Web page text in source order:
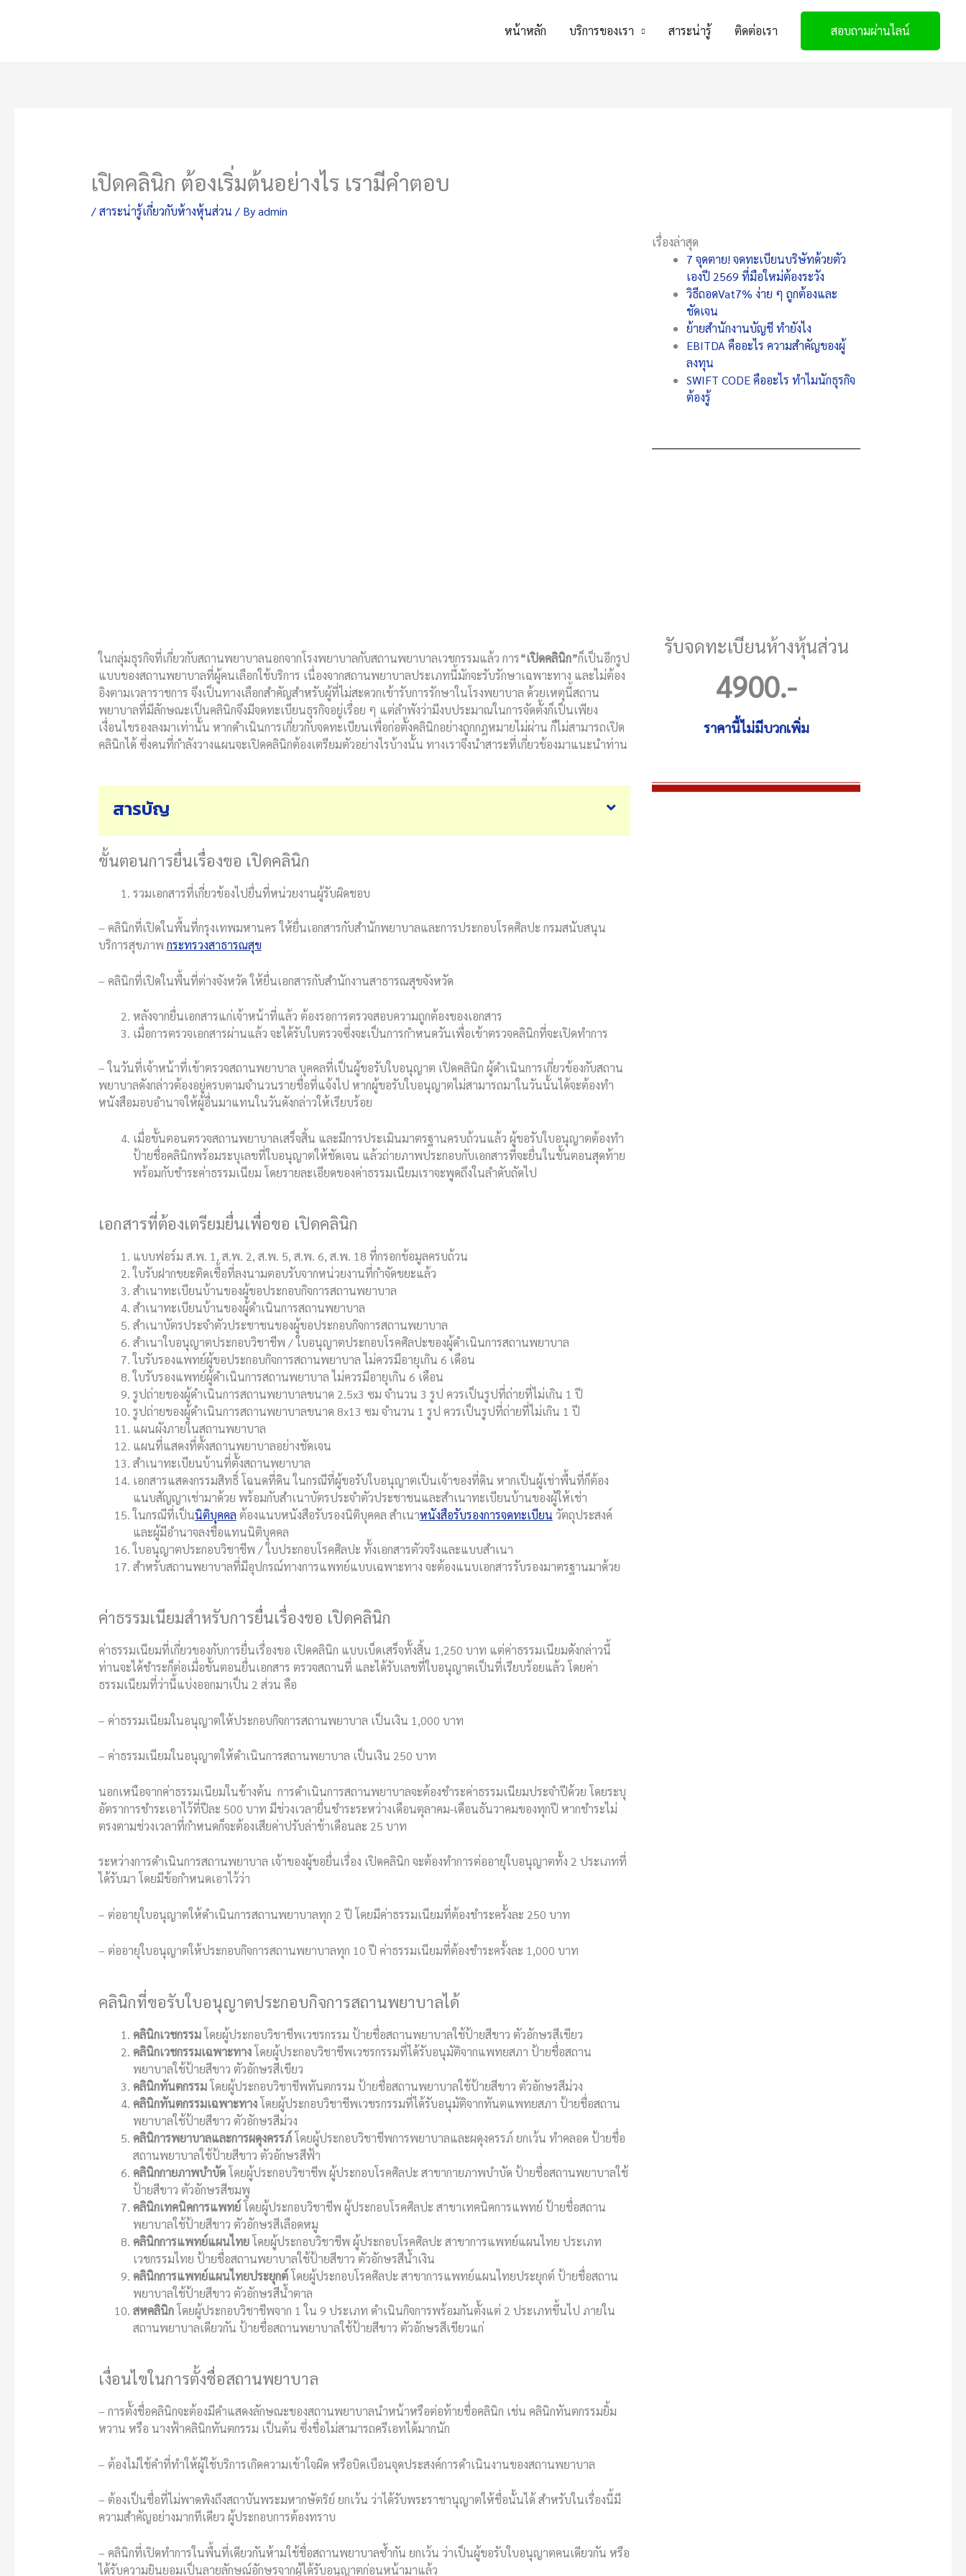
หน้าหลัก บริการของเรา สาระน่ารู้ ติดต่อเรา สอบถามผ่านไลน์
เปิดคลินิก ต้องเริ่มต้นอย่างไร เรามีคำตอบ
/สาระน่ารู้เกี่ยวกับห้างหุ้นส่วน / Byadmin
ในกลุ่มธุรกิจที่เกี่ยวกับสถานพยาบาลนอกจากโรงพยาบาลกับสถานพยาบาลเวชกรรมแล้ว การ“เปิดคลินิก”ก็เป็นอีกรูป
แบบของสถานพยาบาลที่ผู้คนเลือกใช้บริการ เนื่องจากสถานพยาบาลประเภทนี้มักจะรับรักษาเฉพาะทาง และไม่ต้อง
อิงตามเวลาราชการ จึงเป็นทางเลือกสำคัญสำหรับผู้ที่ไม่สะดวกเข้ารับการรักษาในโรงพยาบาล ด้วยเหตุนี้สถาน
พยาบาลที่มีลักษณะเป็นคลินิกจึงมีจดทะเบียนธุรกิจอยู่เรื่อย ๆ แต่ลำพังว่ามีงบประมาณในการจัดตั้งก็เป็นเพียง
เงื่อนไขรองลงมาเท่านั้น หากดำเนินการเกี่ยวกับจดทะเบียนเพื่อก่อตั้งคลินิกอย่างถูกกฎหมายไม่ผ่าน ก็ไม่สามารถเปิด
คลินิกได้ ซึ่งคนที่กำลังวางแผนจะเปิดคลินิกต้องเตรียมตัวอย่างไรบ้างนั้น ทางเราจึงนำสาระที่เกี่ยวข้องมาแนะนำท่าน
สารบัญ
ขั้นตอนการยื่นเรื่องขอ เปิดคลินิก
รวมเอกสารที่เกี่ยวข้องไปยื่นที่หน่วยงานผู้รับผิดชอบ
– คลินิกที่เปิดในพื้นที่กรุงเทพมหานคร ให้ยื่นเอกสารกับสำนักพยาบาลและการประกอบโรคศิลปะ กรมสนับสนุน
บริการสุขภาพ กระทรวงสาธารณสุข
– คลินิกที่เปิดในพื้นที่ต่างจังหวัด ให้ยื่นเอกสารกับสำนักงานสาธารณสุขจังหวัด
หลังจากยื่นเอกสารแก่เจ้าหน้าที่แล้ว ต้องรอการตรวจสอบความถูกต้องของเอกสาร
เมื่อการตรวจเอกสารผ่านแล้ว จะได้รับใบตรวจซึ่งจะเป็นการกำหนดวันเพื่อเข้าตรวจคลินิกที่จะเปิดทำการ
–ในวันที่เจ้าหน้าที่เข้าตรวจสถานพยาบาล บุคคลที่เป็นผู้ขอรับใบอนุญาต เปิดคลินิก ผู้ดำเนินการเกี่ยวข้องกับสถาน
พยาบาลดังกล่าวต้องอยู่ครบตามจำนวนรายชื่อที่แจ้งไป หากผู้ขอรับใบอนุญาตไม่สามารถมาในวันนั้นได้จะต้องทำ
หนังสือมอบอำนาจให้ผู้อื่นมาแทนในวันดังกล่าวให้เรียบร้อย
เมื่อขั้นตอนตรวจสถานพยาบาลเสร็จสิ้น และมีการประเมินมาตรฐานครบถ้วนแล้ว ผู้ขอรับใบอนุญาตต้องทำ
ป้ายชื่อคลินิกพร้อมระบุเลขที่ใบอนุญาตให้ชัดเจน แล้วถ่ายภาพประกอบกับเอกสารที่จะยื่นในขั้นตอนสุดท้าย
พร้อมกับชำระค่าธรรมเนียม โดยรายละเอียดของค่าธรรมเนียมเราจะพูดถึงในลำดับถัดไป
เอกสารที่ต้องเตรียมยื่นเพื่อขอ เปิดคลินิก
แบบฟอร์ม ส.พ. 1, ส.พ. 2, ส.พ. 5, ส.พ. 6, ส.พ. 18 ที่กรอกข้อมูลครบถ้วน
ใบรับฝากขยะติดเชื้อที่ลงนามตอบรับจากหน่วยงานที่กำจัดขยะแล้ว
สำเนาทะเบียนบ้านของผู้ขอประกอบกิจการสถานพยาบาล
สำเนาทะเบียนบ้านของผู้ดำเนินการสถานพยาบาล
สำเนาบัตรประจำตัวประชาชนของผู้ขอประกอบกิจการสถานพยาบาล
สำเนาใบอนุญาตประกอบวิชาชีพ / ใบอนุญาตประกอบโรคศิลปะของผู้ดำเนินการสถานพยาบาล
ใบรับรองแพทย์ผู้ขอประกอบกิจการสถานพยาบาล ไม่ควรมีอายุเกิน 6 เดือน
ใบรับรองแพทย์ผู้ดำเนินการสถานพยาบาล ไม่ควรมีอายุเกิน 6 เดือน
รูปถ่ายของผู้ดำเนินการสถานพยาบาลขนาด 2.5x3 ซม จำนวน 3 รูป ควรเป็นรูปที่ถ่ายที่ไม่เกิน 1 ปี
รูปถ่ายของผู้ดำเนินการสถานพยาบาลขนาด 8x13 ซม จำนวน 1 รูป ควรเป็นรูปที่ถ่ายที่ไม่เกิน 1 ปี
แผนผังภายในสถานพยาบาล
แผนที่แสดงที่ตั้งสถานพยาบาลอย่างชัดเจน
สำเนาทะเบียนบ้านที่ตั้งสถานพยาบาล
เอกสารแสดงกรรมสิทธิ์ โฉนดที่ดิน ในกรณีที่ผู้ขอรับใบอนุญาตเป็นเจ้าของที่ดิน หากเป็นผู้เช่าพื้นที่ก็ต้อง
แนบสัญญาเช่ามาด้วย พร้อมกับสำเนาบัตรประจำตัวประชาชนและสำเนาทะเบียนบ้านของผู้ให้เช่า
ในกรณีที่เป็นนิติบุคคล ต้องแนบหนังสือรับรองนิติบุคคล สำเนาหนังสือรับรองการจดทะเบียน วัตถุประสงค์
และผู้มีอำนาจลงชื่อแทนนิติบุคคล
ใบอนุญาตประกอบวิชาชีพ / ใบประกอบโรคศิลปะ ทั้งเอกสารตัวจริงและแบบสำเนา
สำหรับสถานพยาบาลที่มีอุปกรณ์ทางการแพทย์แบบเฉพาะทาง จะต้องแนบเอกสารรับรองมาตรฐานมาด้วย
ค่าธรรมเนียมสำหรับการยื่นเรื่องขอ เปิดคลินิก
ค่าธรรมเนียมที่เกี่ยวของกับการยื่นเรื่องขอ เปิดคลินิก แบบเบ็ดเสร็จทั้งสิ้น 1,250 บาท แต่ค่าธรรมเนียมดังกล่าวนี้
ท่านจะได้ชำระก็ต่อเมื่อขั้นตอนยื่นเอกสาร ตรวจสถานที่ และได้รับเลขที่ใบอนุญาตเป็นที่เรียบร้อยแล้ว โดยค่า
ธรรมเนียมที่ว่านี้แบ่งออกมาเป็น 2 ส่วน คือ
– ค่าธรรมเนียมในอนุญาตให้ประกอบกิจการสถานพยาบาล เป็นเงิน 1,000 บาท
– ค่าธรรมเนียมในอนุญาตให้ดำเนินการสถานพยาบาล เป็นเงิน 250 บาท
นอกเหนือจากค่าธรรมเนียมในข้างต้น การดำเนินการสถานพยาบาลจะต้องชำระค่าธรรมเนียมประจำปีด้วย โดยระบุ
อัตราการชำระเอาไว้ที่ปีละ 500 บาท มีช่วงเวลายื่นชำระระหว่างเดือนตุลาคม-เดือนธันวาคมของทุกปี หากชำระไม่
ตรงตามช่วงเวลาที่กำหนดก็จะต้องเสียค่าปรับล่าช้าเดือนละ 25 บาท
ระหว่างการดำเนินการสถานพยาบาล เจ้าของผู้ขอยื่นเรื่อง เปิดคลินิก จะต้องทำการต่ออายุใบอนุญาตทั้ง 2 ประเภทที่
ได้รับมา โดยมีข้อกำหนดเอาไว้ว่า
– ต่ออายุใบอนุญาตให้ดำเนินการสถานพยาบาลทุก 2 ปี โดยมีค่าธรรมเนียมที่ต้องชำระครั้งละ 250 บาท
– ต่ออายุใบอนุญาตให้ประกอบกิจการสถานพยาบาลทุก 10 ปี ค่าธรรมเนียมที่ต้องชำระครั้งละ 1,000 บาท
คลินิกที่ขอรับใบอนุญาตประกอบกิจการสถานพยาบาลได้
คลินิกเวชกรรม โดยผู้ประกอบวิชาชีพเวชรกรรม ป้ายชื่อสถานพยาบาลใช้ป้ายสีขาว ตัวอักษรสีเขียว
คลินิกเวชกรรมเฉพาะทาง โดยผู้ประกอบวิชาชีพเวชรกรรมที่ได้รับอนุมัติจากแพทยสภา ป้ายชื่อสถาน
พยาบาลใช้ป้ายสีขาว ตัวอักษรสีเขียว
คลินิกทันตกรรม โดยผู้ประกอบวิชาชีพทันตกรรม ป้ายชื่อสถานพยาบาลใช้ป้ายสีขาว ตัวอักษรสีม่วง
คลินิกทันตกรรมเฉพาะทาง โดยผู้ประกอบวิชาชีพเวชรกรรมที่ได้รับอนุมัติจากทันตแพทยสภา ป้ายชื่อสถาน
พยาบาลใช้ป้ายสีขาว ตัวอักษรสีม่วง
คลินิการพยาบาลและการผดุงครรภ์ โดยผู้ประกอบวิชาชีพการพยาบาลและผดุงครรภ์ ยกเว้น ทำคลอด ป้ายชื่อ
สถานพยาบาลใช้ป้ายสีขาว ตัวอักษรสีฟ้า
คลินิกกายภาพบำบัด โดยผู้ประกอบวิชาชีพ ผู้ประกอบโรคศิลปะ สาขากายภาพบำบัด ป้ายชื่อสถานพยาบาลใช้
ป้ายสีขาว ตัวอักษรสีชมพู
คลินิกเทคนิคการแพทย์ โดยผู้ประกอบวิชาชีพ ผู้ประกอบโรคศิลปะ สาขาเทคนิคการแพทย์ ป้ายชื่อสถาน
พยาบาลใช้ป้ายสีขาว ตัวอักษรสีเลือดหมู
คลินิกการแพทย์แผนไทย โดยผู้ประกอบวิชาชีพ ผู้ประกอบโรคศิลปะ สาขาการแพทย์แผนไทย ประเภท
เวชกรรมไทย ป้ายชื่อสถานพยาบาลใช้ป้ายสีขาว ตัวอักษรสีน้ำเงิน
คลินิกการแพทย์แผนไทยประยุกต์ โดยผู้ประกอบโรคศิลปะ สาขาการแพทย์แผนไทยประยุกต์ ป้ายชื่อสถาน
พยาบาลใช้ป้ายสีขาว ตัวอักษรสีน้ำตาล
สหคลินิกโดยผู้ประกอบวิชาชีพจาก 1 ใน 9 ประเภท ดำเนินกิจการพร้อมกันตั้งแต่ 2 ประเภทขึ้นไป ภายใน
สถานพยาบาลเดียวกัน ป้ายชื่อสถานพยาบาลใช้ป้ายสีขาว ตัวอักษรสีเขียวแก่
เงื่อนไขในการตั้งชื่อสถานพยาบาล
– การตั้งชื่อคลินิกจะต้องมีคำแสดงลักษณะของสถานพยาบาลนำหน้าหรือต่อท้ายชื่อคลินิก เช่น คลินิกทันตกรรมยิ้ม
หวาน หรือ นางฟ้าคลินิกทันตกรรม เป็นต้น ซึ่งชื่อไม่สามารถครีเอทได้มากนัก
– ต้องไม่ใช้คำที่ทำให้ผู้ใช้บริการเกิดความเข้าใจผิด หรือบิดเบือนจุดประสงค์การดำเนินงานของสถานพยาบาล
– ต้องเป็นชื่อที่ไม่พาดพิงถึงสถาบันพระมหากษัตริย์ ยกเว้น ว่าได้รับพระราชานุญาตให้ชื่อนั้นได้ สำหรับในเรื่องนี้มี
ความสำคัญอย่างมากทีเดียว ผู้ประกอบการต้องทราบ
– คลินิกที่เปิดทำการในพื้นที่เดียวกันห้ามใช้ชื่อสถานพยาบาลซ้ำกัน ยกเว้น ว่าเป็นผู้ขอรับใบอนุญาตคนเดียวกัน หรือ
ได้รับความยินยอมเป็นลายลักษณ์อักษรจากผู้ได้รับอนุญาตก่อนหน้ามาแล้ว
เรื่องล่าสุด
7 จุดตาย! จดทะเบียนบริษัทด้วยตัว
เองปี 2569 ที่มือใหม่ต้องระวัง
วิธีถอดVat7% ง่าย ๆ ถูกต้องและ
ชัดเจน
ย้ายสำนักงานบัญชี ทำยังไง
EBITDA คืออะไร ความสำคัญของผู้
ลงทุน
SWIFT CODE คืออะไร ทำไมนักธุรกิจ
ต้องรู้
รับจดทะเบียนห้างหุ้นส่วน
ราคานี้ไม่มีบวกเพิ่ม
4900.-